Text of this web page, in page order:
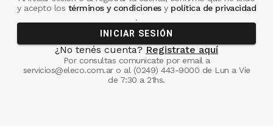
y acepto los términos y condiciones ypolítica de privacidad
.
INICIAR SESIÓN
¿No tenés cuenta? Registrate aquí
Por consultas comunicate por email a
servicios@eleco.com.aro al (0249) 443-9000 de Lun a Vie
de 7:30 a 21hs.